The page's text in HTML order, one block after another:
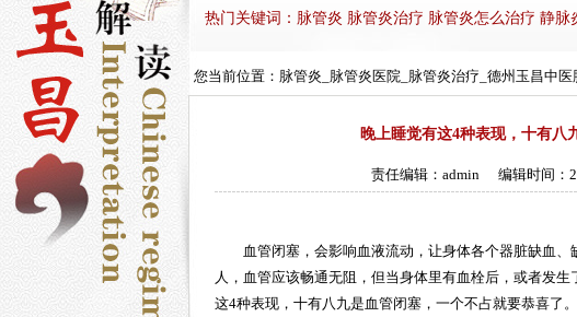
热门关键词：脉管炎 脉管炎治疗 脉管炎怎么治疗 静脉
您当前位置： 脉管炎_脉管炎医院_脉管炎治疗_德州玉昌中
晚上睡觉有这4种表现，十有八
责任编辑：admin 编辑时间：
血管闭塞 ，会影响血液流动，让身体各个器脏缺血
人，血管应该畅通无阻，但当身体里有血栓后，或者发
这4种表现，十有八九是血管闭塞，一个不占就要恭喜了。